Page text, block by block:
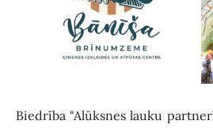
Biedrība "Alūksnes lauku